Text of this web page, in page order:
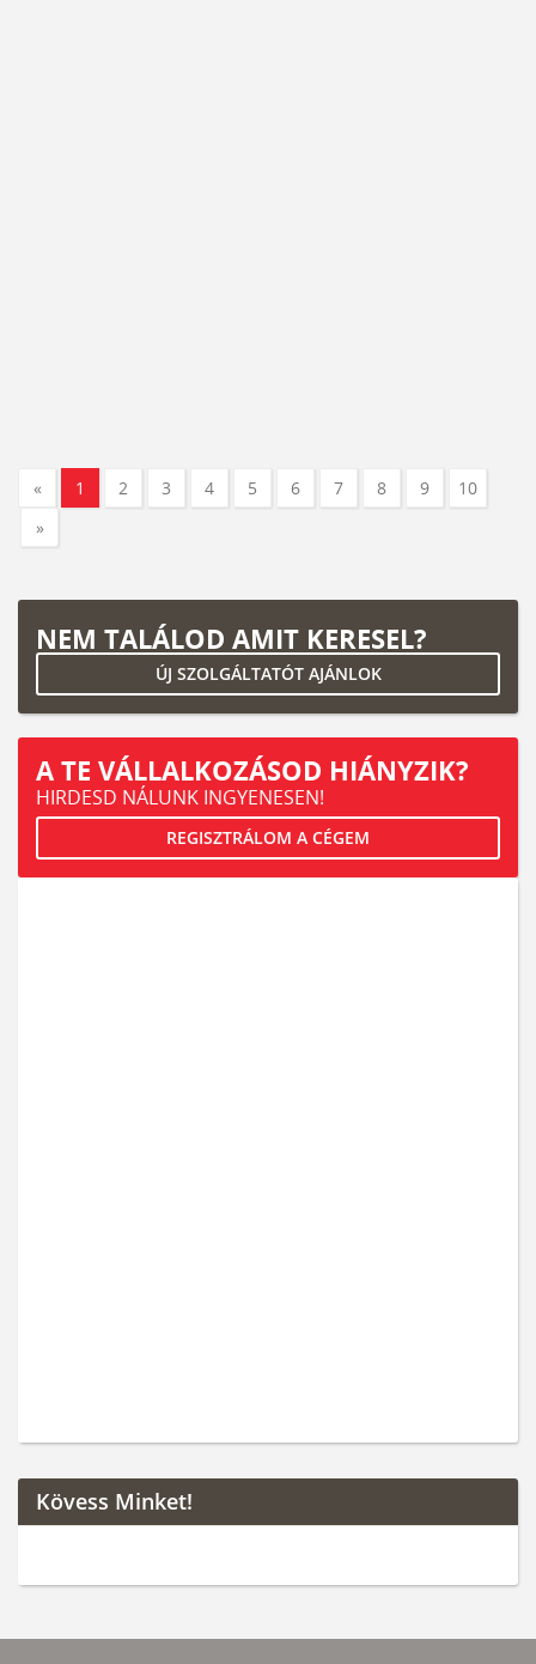
« 1 2 3 4 5 6 7 8 9
10
»
NEM TALÁLOD AMIT KERESEL?
ÚJ SZOLGÁLTATÓT AJÁNLOK
A TE VÁLLALKOZÁSOD HIÁNYZIK?
HIRDESD NÁLUNK INGYENESEN!
REGISZTRÁLOM A CÉGEM
Kövess Minket!